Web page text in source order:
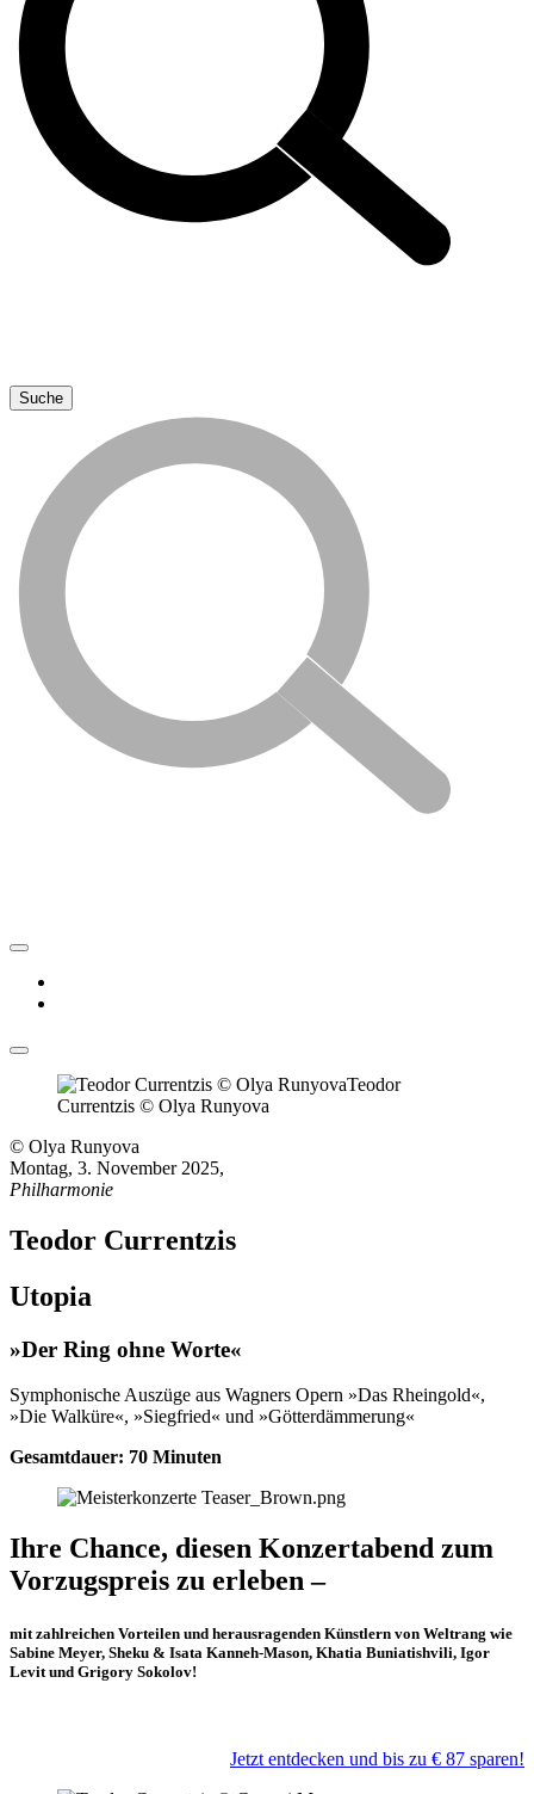
© Olya Runyova
Montag, 3. November 2025,
Philharmonie
Teodor Currentzis
Utopia
»Der Ring ohne Worte«
Symphonische Auszüge aus Wagners Opern »Das Rheingold«,
»Die Walküre«, »Siegfried« und »Götterdämmerung«
Gesamtdauer: 70 Minuten
Ihre Chance, diesen Konzertabend zum
Vorzugspreis zu erleben –
mit zahlreichen Vorteilen und herausragenden Künstlern von Weltrang wie
Sabine Meyer, Sheku & Isata Kanneh-Mason, Khatia Buniatishvili, Igor
Levit und Grigory Sokolov!
Jetzt entdecken und bis zu € 87 sparen!